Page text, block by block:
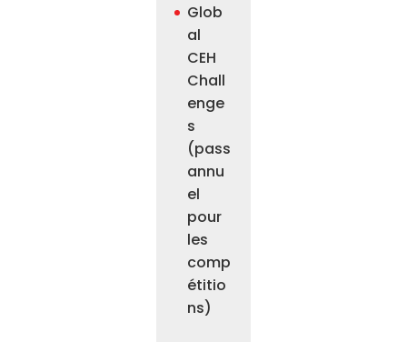
Glob
al
CEH
Chall
enge
s
(pass
annu
el
pour
les
comp
étitio
ns)